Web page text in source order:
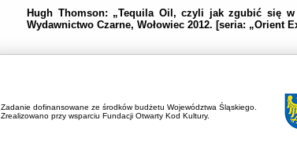
Hugh Thomson: „Tequila Oil, czyli jak zgubić się w
Wydawnictwo Czarne, Wołowiec 2012. [seria: „Orient
Zadanie dofinansowane ze środków budżetu Województwa Śląskiego.
Zrealizowano przy wsparciu Fundacji Otwarty Kod Kultury.